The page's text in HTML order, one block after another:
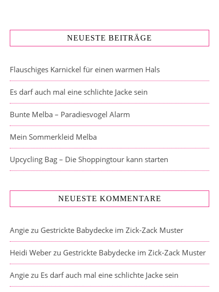
NEUESTE BEITRÄGE
Flauschiges Karnickel für einen warmen Hals
Es darf auch mal eine schlichte Jacke sein
Bunte Melba – Paradiesvogel Alarm
Mein Sommerkleid Melba
Upcycling Bag – Die Shoppingtour kann starten
NEUESTE KOMMENTARE
Angie zu Gestrickte Babydecke im Zick-Zack Muster
Heidi Weber zu Gestrickte Babydecke im Zick-Zack Muster
Angie zu Es darf auch mal eine schlichte Jacke sein